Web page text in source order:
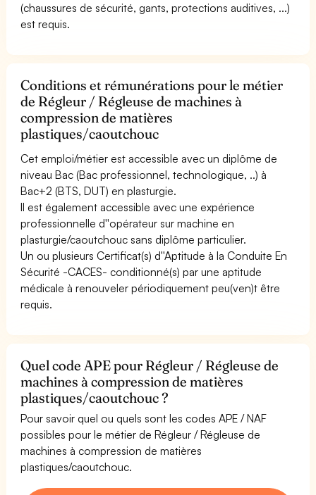
(chaussures de sécurité, gants, protections auditives, ...)
est requis.
Conditions et rémunérations pour le métier
de Régleur / Régleuse de machines à
compression de matières
plastiques/caoutchouc
Cet emploi/métier est accessible avec un diplôme de
niveau Bac (Bac professionnel, technologique, ..) à
Bac+2 (BTS, DUT) en plasturgie.
Il est également accessible avec une expérience
professionnelle d''opérateur sur machine en
plasturgie/caoutchouc sans diplôme particulier.
Un ou plusieurs Certificat(s) d''Aptitude à la Conduite En
Sécurité -CACES- conditionné(s) par une aptitude
médicale à renouveler périodiquement peu(ven)t être
requis.
Quel code APE pour Régleur / Régleuse de
machines à compression de matières
plastiques/caoutchouc ?
Pour savoir quel ou quels sont les codes APE / NAF
possibles pour le métier de Régleur / Régleuse de
machines à compression de matières
plastiques/caoutchouc.